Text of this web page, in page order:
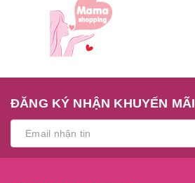
ĐĂNG KÝ NHẬN KHUYẾN MÃI